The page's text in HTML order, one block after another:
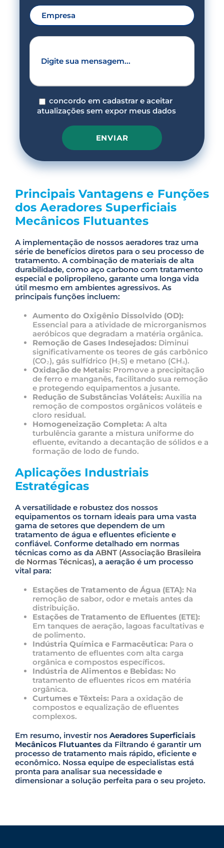
concordo em cadastrar e aceitar
atualizações sem expor meus dados
a
e
l
a
v
e
t
h
i
s
f
Principais Vantagens e Funções
dos Aeradores Superficiais
Mecânicos Flutuantes
A implementação de nossos aeradores traz uma
série de benefícios diretos para o seu processo de
tratamento. A combinação de materiais de alta
durabilidade, como aço carbono com tratamento
especial e polipropileno, garante uma longa vida
útil mesmo em ambientes agressivos. As
principais funções incluem:
Aumento do Oxigênio Dissolvido (OD):
Essencial para a atividade de microrganismos
aeróbicos que degradam a matéria orgânica.
Remoção de Gases Indesejados: Diminui
significativamente os teores de gás carbônico
(CO₂), gás sulfídrico (H₂S) e metano (CH₄).
Oxidação de Metais: Promove a precipitação
de ferro e manganês, facilitando sua remoção
e protegendo equipamentos a jusante.
Redução de Substâncias Voláteis: Auxilia na
remoção de compostos orgânicos voláteis e
cloro residual.
Homogeneização Completa: A alta
turbulência garante a mistura uniforme do
efluente, evitando a decantação de sólidos e a
formação de lodo de fundo.
Aplicações Industriais
Estratégicas
A versatilidade e robustez dos nossos
equipamentos os tornam ideais para uma vasta
gama de setores que dependem de um
tratamento de água e efluentes eficiente e
confiável. Conforme detalhado em normas
técnicas como as da ABNT (Associação Brasileira
de Normas Técnicas), a aeração é um processo
vital para:
Estações de Tratamento de Água (ETA): Na
remoção de sabor, odor e metais antes da
distribuição.
Estações de Tratamento de Efluentes (ETE):
Em tanques de aeração, lagoas facultativas e
de polimento.
Indústria Química e Farmacêutica: Para o
tratamento de efluentes com alta carga
orgânica e compostos específicos.
Indústria de Alimentos e Bebidas: No
tratamento de efluentes ricos em matéria
orgânica.
Curtumes e Têxteis: Para a oxidação de
compostos e equalização de efluentes
complexos.
Em resumo, investir nos Aeradores Superficiais
Mecânicos Flutuantes da Filtrando é garantir um
processo de tratamento mais rápido, eficiente e
econômico. Nossa equipe de especialistas está
pronta para analisar sua necessidade e
dimensionar a solução perfeita para o seu projeto.